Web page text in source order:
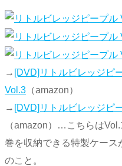
→ [DVD]リトルビレッジピ
Vol.3 （amazon）
→ [DVD]リトルビレッジピ
（amazon）…こちらは
巻を収納できる特製ケース
のこと。